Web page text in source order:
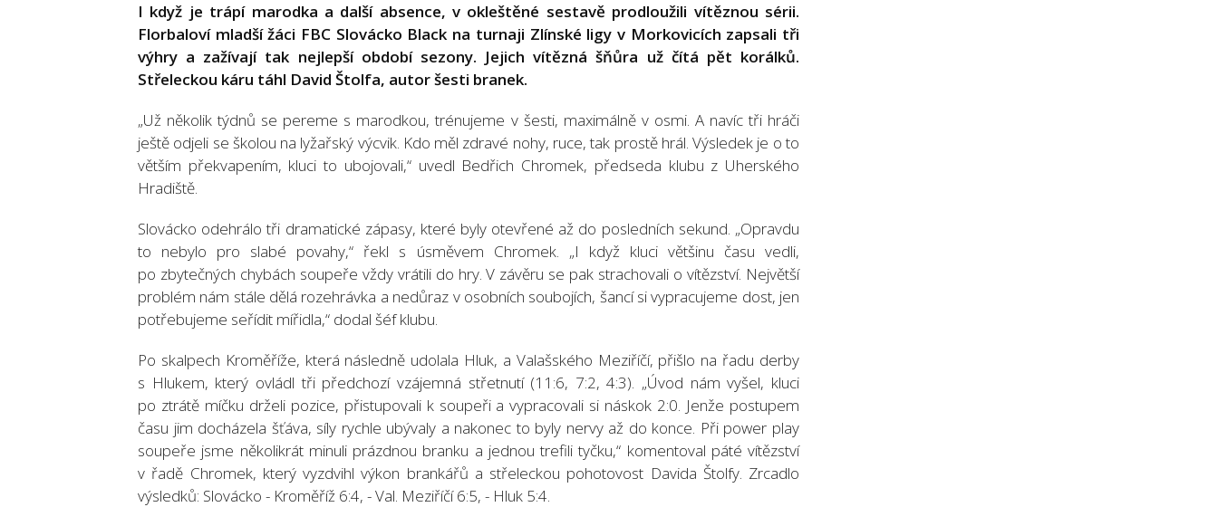
I když je trápí marodka a další absence, v okleštěné sestavě prodloužili vítěznou sérii.
Florbaloví mladší žáci FBC Slovácko Black na turnaji Zlínské ligy v Morkovicích zapsali tři
výhry a zažívají tak nejlepší období sezony. Jejich vítězná šňůra už čítá pět korálků.
Střeleckou káru táhl David Štolfa, autor šesti branek.
„Už několik týdnů se pereme s marodkou, trénujeme v šesti, maximálně v osmi. A navíc tři hráči
ještě odjeli se školou na lyžařský výcvik. Kdo měl zdravé nohy, ruce, tak prostě hrál. Výsledek je o to
větším překvapením, kluci to ubojovali,“ uvedl Bedřich Chromek, předseda klubu z Uherského
Hradiště.
Slovácko odehrálo tři dramatické zápasy, které byly otevřené až do posledních sekund. „Opravdu
to nebylo pro slabé povahy,“ řekl s úsměvem Chromek. „I když kluci většinu času vedli,
po zbytečných chybách soupeře vždy vrátili do hry. V závěru se pak strachovali o vítězství. Největší
problém nám stále dělá rozehrávka a nedůraz v osobních soubojích, šancí si vypracujeme dost, jen
potřebujeme seřídit mířidla,“ dodal šéf klubu.
Po skalpech Kroměříže, která následně udolala Hluk, a Valašského Meziříčí, přišlo na řadu derby
s Hlukem, který ovládl tři předchozí vzájemná střetnutí (11:6, 7:2, 4:3). „Úvod nám vyšel, kluci
po ztrátě míčku drželi pozice, přistupovali k soupeři a vypracovali si náskok 2:0. Jenže postupem
času jim docházela šťáva, síly rychle ubývaly a nakonec to byly nervy až do konce. Při power play
soupeře jsme několikrát minuli prázdnou branku a jednou trefili tyčku,“ komentoval páté vítězství
v řadě Chromek, který vyzdvihl výkon brankářů a střeleckou pohotovost Davida Štolfy. Zrcadlo
výsledků: Slovácko - Kroměříž 6:4, - Val. Meziříčí 6:5, - Hluk 5:4.